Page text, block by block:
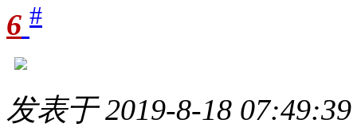
6 #
发表于 2019-8-18 07:49:39